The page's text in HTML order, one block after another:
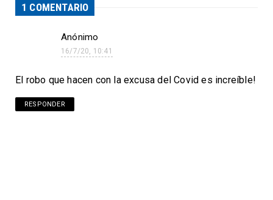
1 COMENTARIO
Anónimo
16/7/20, 10:41
El robo que hacen con la excusa del Covid es increíble!
RESPONDER